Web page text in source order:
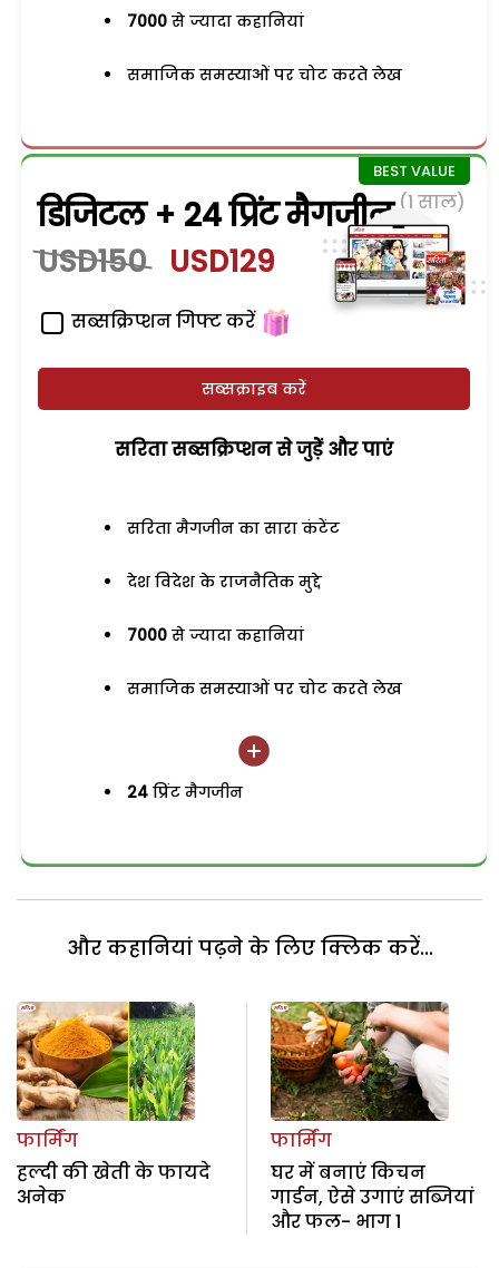
7000 से ज्यादा कहानियां
समाजिक समस्याओं पर चोट करते लेख
डिजिटल + 24 प्रिंट मैगजीन (1 साल)
USD150 USD129
सब्सक्रिप्शन गिफ्ट करें
सब्सक्राइब करें
सरिता सब्सक्रिप्शन से जुड़ेें और पाएं
सरिता मैगजीन का सारा कंटेंट
देश विदेश के राजनैतिक मुद्दे
7000 से ज्यादा कहानियां
समाजिक समस्याओं पर चोट करते लेख
24 प्रिंट मैगजीन
और कहानियां पढ़ने के लिए क्लिक करें...
फार्मिंग
हल्दी की खेती के फायदे
अनेक
फार्मिंग
घर में बनाएं किचन
गार्डन, ऐसे उगाएं सब्जियां
और फल- भाग 1